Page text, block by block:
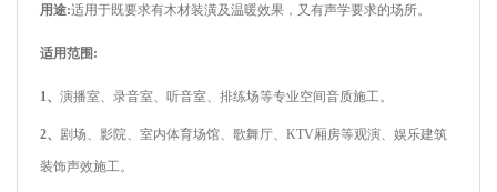
用途:适用于既要求有木材装潢及温暖效果，又有声学要求的场所。
适用范围:
1、 演播室、录音室、听音室、排练场等专业空间音质施工。
2、 剧场、影院、室内体育场馆、歌舞厅、KTV厢房等观演、娱乐建筑
装饰声效施工。